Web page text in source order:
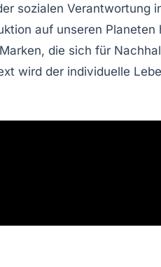
sozialen Verantwortung
auf unseren
die sich für
wird der individuelle